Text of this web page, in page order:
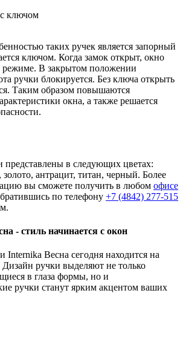
таких ручек является запорный
ключом. Когда замок открыт, окно
режиме. В закрытом положении
ручки блокируется. Без ключа открыть
Таким образом повышаются
окна, а также решается
представлены в следующих цветах:
антрацит, титан, черный. Более
вы сможете получить в любом офисе
по телефону +7 (4842) 277-515
- стиль начинается с окон
Весна сегодня находится на
ручки выделяют не только
в глаза формы, но и
ручки станут ярким акцентом ваших